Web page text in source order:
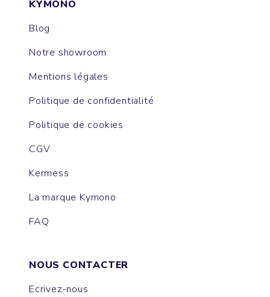
KYMONO
Blog
Notre showroom
Mentions légales
Politique de confidentialité
Politique de cookies
CGV
Kermess
La marque Kymono
FAQ
NOUS CONTACTER
Ecrivez-nous